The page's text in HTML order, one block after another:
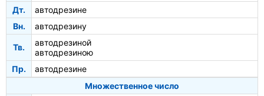
Дт.
автодрезине
Вн.
автодрезину
Тв.
автодрезиной
автодрезиною
Пр.
автодрезине
Множественное число